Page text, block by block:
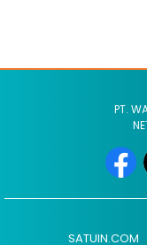
PT.
SATUIN.COM